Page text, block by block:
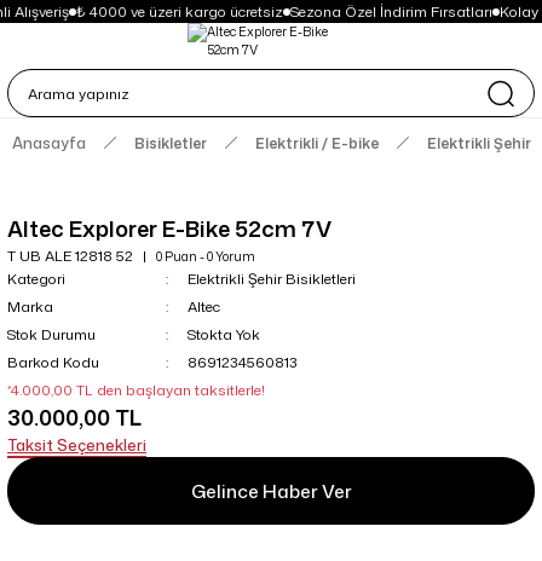
Alışveriş ₺ 4000 ve üzeri kargo ücretsiz Sezona Özel İndirim Fırsatları Kolay
Anasayfa Bisikletler Elektrikli / E-bike Elektrikli Şehir
Altec Explorer E-Bike 52cm 7V
T UB ALE 12818 52 0 Puan - 0 Yorum
Kategori
Elektrikli Şehir Bisikletleri
Marka
Altec
Stok Durumu
Stokta Yok
Barkod Kodu
8691234560813
*4.000,00 TL den başlayan taksitlerle!
30.000,00 TL
Taksit Seçenekleri
Gelince Haber Ver